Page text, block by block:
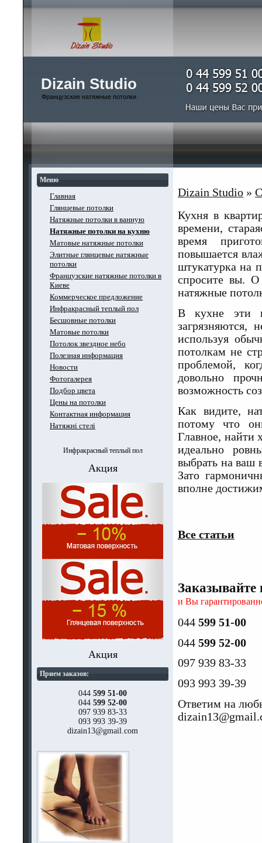
Dizain Studio
Французские натяжные потолки
Меню
Главная
Глянцевые потолки
Натяжные потолки в ванную
Натяжные потолки на кухню
Матовые натяжные потолки
Элитные глянцевые натяжные
потолки
Французские натяжные потолки в
Киеве
Коммерческое предложение
Инфракрасный теплый пол
Бесшовные потолки
Матовые потолки
Потолок звездное небо
Полезная информация
Новости
Фотогалерея
Подбор цвета
Цены на потолки
Контактная информация
Натяжні стелі
Инфракрасный теплый пол
Акция
Акция
Прием заказов:
044 599 51-00
044 599 52-00
097 939 83-33
093 993 39-39
dizain13@gmail.com
Dizain Studio »
Кухня в
времени,
время
повышается
штукатурка на
спросите вы. О
натяжные
В кухне эти
используя
потолкам не
проблемой,
довольно
возможность
Как видите,
потому что
Главное, найти
идеально
выбрать на ваш
Зато
вполне
Все статьи
Заказывайте
и Вы
044 599 51-00
044 599 52-00
097 939 83-33
093 993 39-39
Ответим на